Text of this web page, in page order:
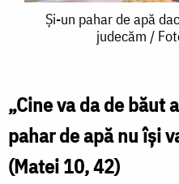
de
apă
dacă-
Și-un pahar de apă
judecăm /
„Cine va da de băut
pahar de apă nu își
(Matei 10, 42)